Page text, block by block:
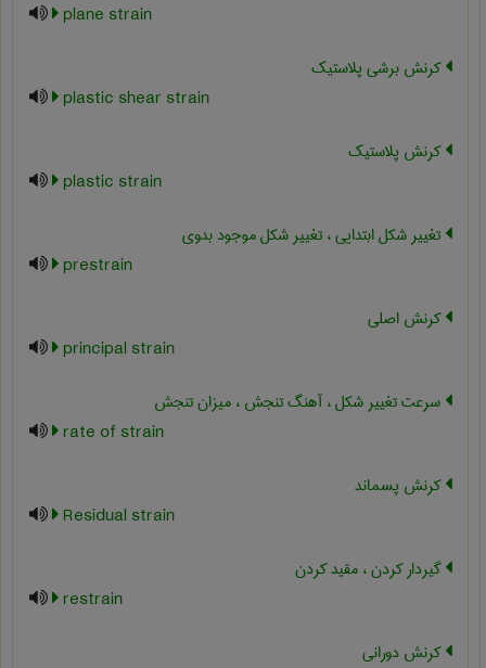
plane strain
کرنش برشی پلاستیک
plastic shear strain
کرنش پلاستیک
plastic strain
تغییر شکل ابتدایی ، تغییر شکل موجود بدوی
prestrain
کرنش اصلی
principal strain
سرعت تغییر شکل ، آهنگ تنجش ، میزان تنجش
rate of strain
کرنش پسماند
Residual strain
گیردار کردن ، مقید کردن
restrain
کرنش دورانی